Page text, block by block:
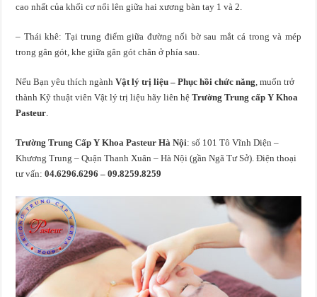
cao nhất của khối cơ nổi lên giữa hai xương bàn tay 1 và 2.
– Thái khê: Tại trung điểm giữa đường nối bờ sau mắt cá trong và mép
trong gân gót, khe giữa gân gót chân ở phía sau.
Nếu Bạn yêu thích ngànhVật lý trị liệu – Phục hồi chức năng , muốn trở
thành Kỹ thuật viên Vật lý trị liệu hãy liên hệTrường Trung cấp Y Khoa
Pasteur
Trường Trung Cấp Y Khoa Pasteur Hà Nội: số 101 Tô Vĩnh Diện –
Khương Trung – Quận Thanh Xuân – Hà Nội (gần Ngã Tư Sở). Điện thoại
tư vấn:04.6296.6296 – 09.8259.8259